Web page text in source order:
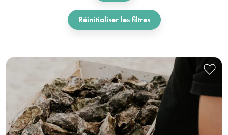
Réinitialiser les filtres